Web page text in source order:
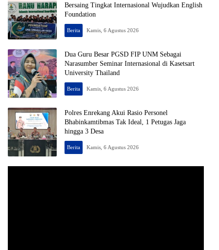
Bersaing Tingkat Internasional Wujudkan English
Foundation
Berita Kamis, 6 Agustus 2026
Dua Guru Besar PGSD FIP UNM Sebagai
Narasumber Seminar Internasional di Kasetsart
University Thailand
Berita Kamis, 6 Agustus 2026
Polres Enrekang Akui Rasio Personel
Bhabinkamtibmas Tak Ideal, 1 Petugas Jaga
hingga 3 Desa
Berita Kamis, 6 Agustus 2026